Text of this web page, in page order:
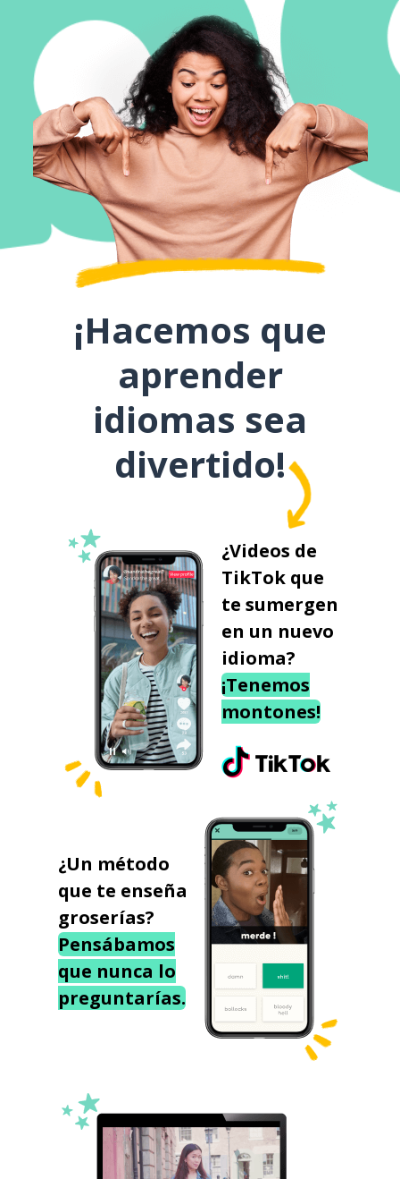
¡Hacemos que
aprender
idiomas sea
divertido!
¿Videos de
TikTok que
te sumergen
en un nuevo
idioma?
¡Tenemos
montones!
¿Un método
que te enseña
groserías?
Pensábamos
que nunca lo
preguntarías.